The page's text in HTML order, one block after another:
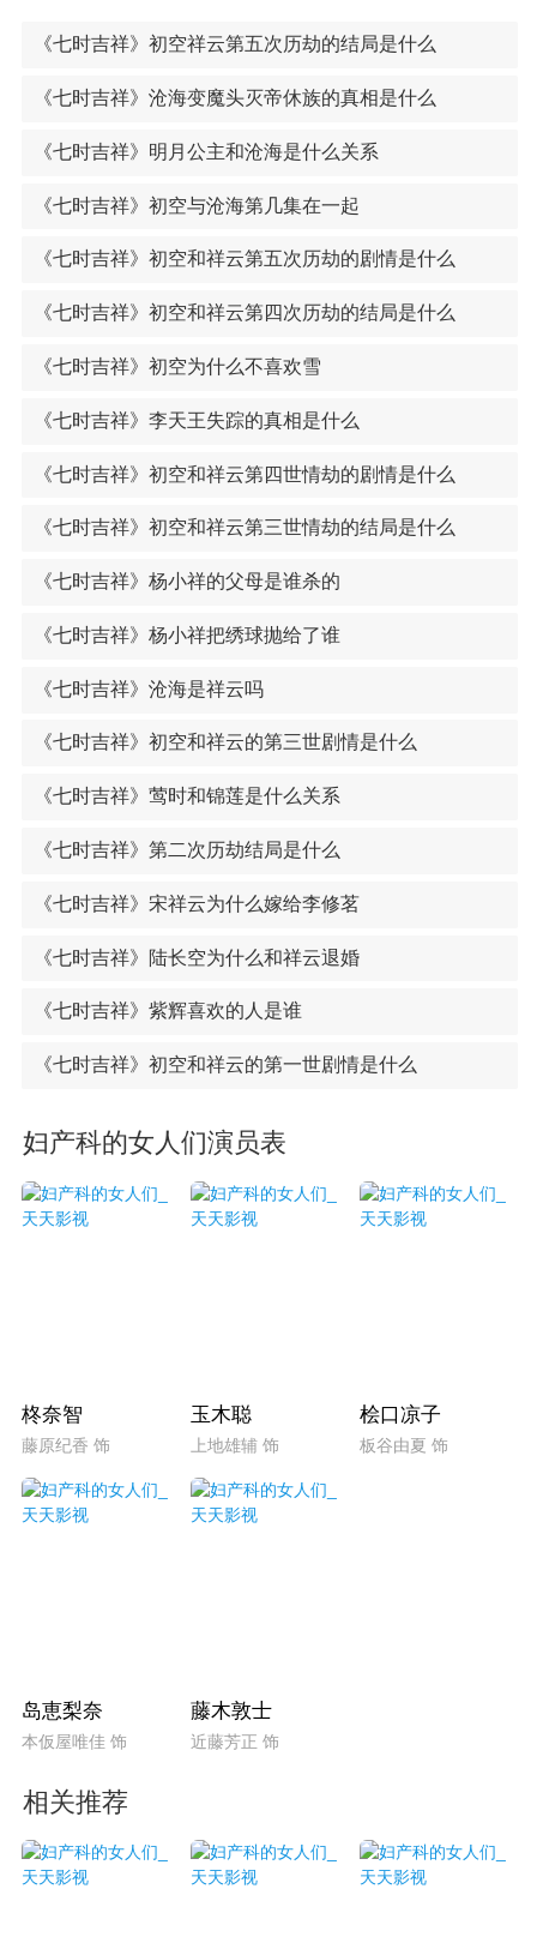
《七时吉祥》初空祥云第五次历劫的结局是什么
《七时吉祥》沧海变魔头灭帝休族的真相是什么
《七时吉祥》明月公主和沧海是什么关系
《七时吉祥》初空与沧海第几集在一起
《七时吉祥》初空和祥云第五次历劫的剧情是什么
《七时吉祥》初空和祥云第四次历劫的结局是什么
《七时吉祥》初空为什么不喜欢雪
《七时吉祥》李天王失踪的真相是什么
《七时吉祥》初空和祥云第四世情劫的剧情是什么
《七时吉祥》初空和祥云第三世情劫的结局是什么
《七时吉祥》杨小祥的父母是谁杀的
《七时吉祥》杨小祥把绣球抛给了谁
《七时吉祥》沧海是祥云吗
《七时吉祥》初空和祥云的第三世剧情是什么
《七时吉祥》莺时和锦莲是什么关系
《七时吉祥》第二次历劫结局是什么
《七时吉祥》宋祥云为什么嫁给李修茗
《七时吉祥》陆长空为什么和祥云退婚
《七时吉祥》紫辉喜欢的人是谁
《七时吉祥》初空和祥云的第一世剧情是什么
妇产科的女人们演员表
柊奈智
藤原纪香 饰
玉木聪
上地雄辅 饰
桧口凉子
板谷由夏 饰
岛恵梨奈
本仮屋唯佳 饰
藤木敦士
近藤芳正 饰
相关推荐